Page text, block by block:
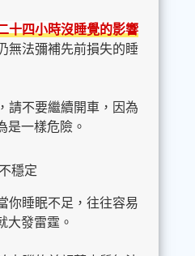
十四小時沒睡覺的影響
無法彌補先前損失的睡
請不要繼續開車，因為
是一樣危險。
穩定
你睡眠不足，往往容易
大發雷霆。